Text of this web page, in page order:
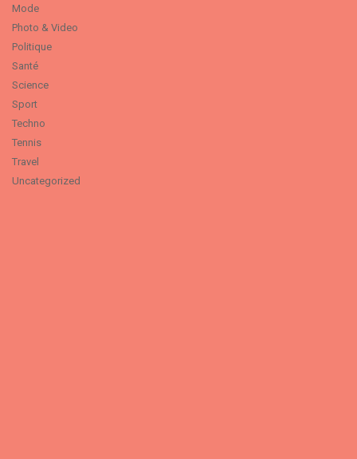
Mode
Photo & Video
Politique
Santé
Science
Sport
Techno
Tennis
Travel
Uncategorized